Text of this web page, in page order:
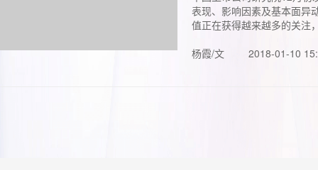
表现、影响因素及基本面异
值正在获得越来越多的关注
杨霞/文
2018-01-10